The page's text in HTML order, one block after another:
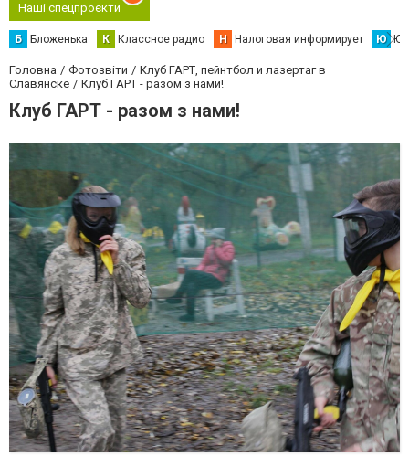
Наші спецпроєкти
Б Бложенька К Классное радио Н Налоговая информирует Ю
Головна Фотозвіти
Клуб ГАРТ, пейнтбол и лазертаг в
Славянске
Клуб ГАРТ - разом з нами!
Клуб ГАРТ - разом з нами!